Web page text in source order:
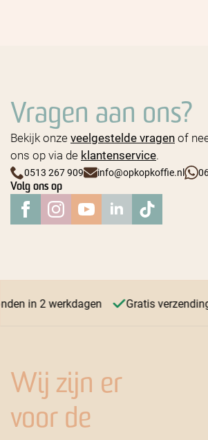
Vragen aan ons?
Bekijk onzeveelgestelde vragenof
ons op via de klantenservice.
0513 267 909 info@opkopkoffie.nl
Volg ons op
in 2 werkdagen Gratis
Wij zijn er
voor de